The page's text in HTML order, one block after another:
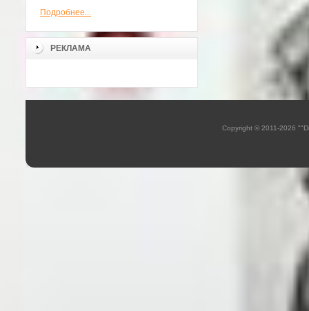
Подробнее...
РЕКЛАМА
Copyright © 2011-2026